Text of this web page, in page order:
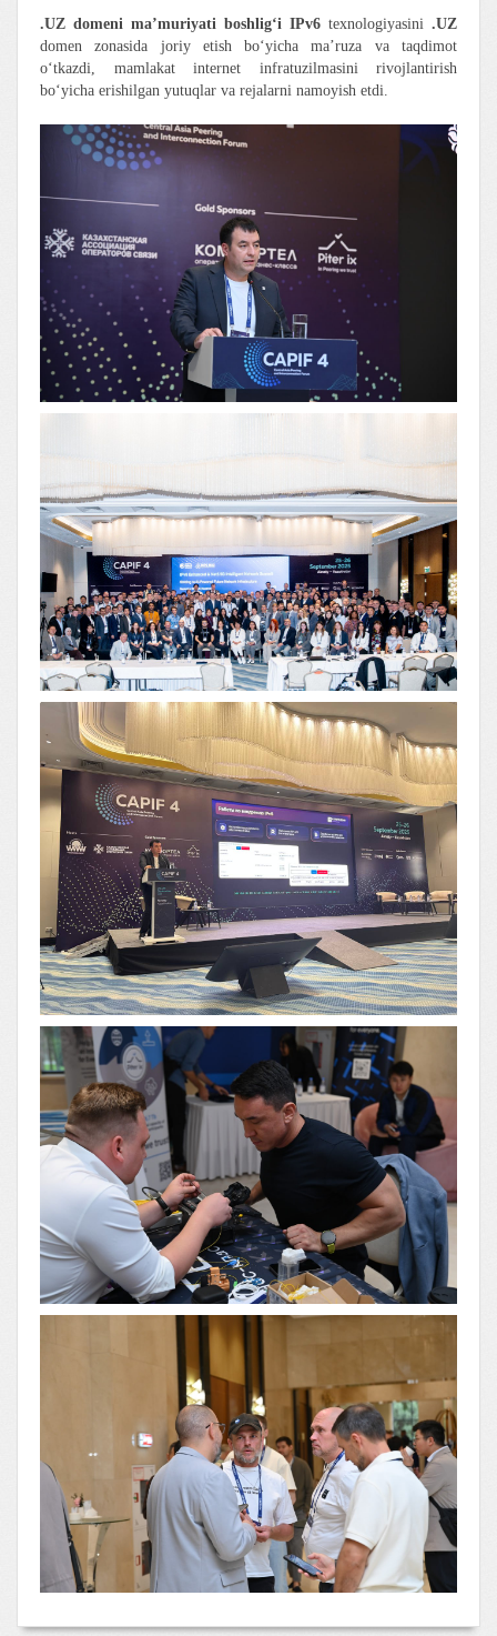
.UZ domeni ma’muriyati boshlig‘i IPv6 texnologiyasini .UZ
domen zonasida joriy etish bo‘yicha ma’ruza va taqdimot
o‘tkazdi, mamlakat internet infratuzilmasini rivojlantirish
bo‘yicha erishilgan yutuqlar va rejalarni namoyish etdi.